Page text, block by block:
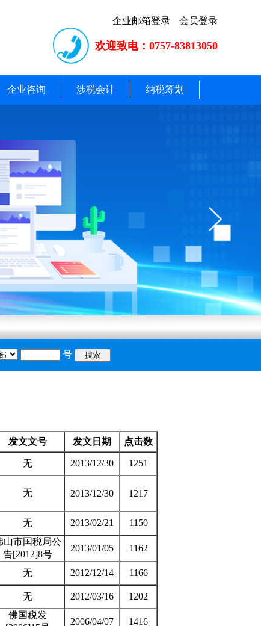
企业邮箱登录 会员登录
欢迎致电：0757-83813050
企业咨询 涉税会计 纳税筹划
号 搜索
发文文号 发文日期 点击数
无 2013/12/30 1251
无 2013/12/30 1217
无 2013/02/21 1150
山市国税局公
告[2012]8号
2013/01/05 1162
无 2012/12/14 1166
无 2012/03/16 1202
佛国税发
2006/04/07 1416